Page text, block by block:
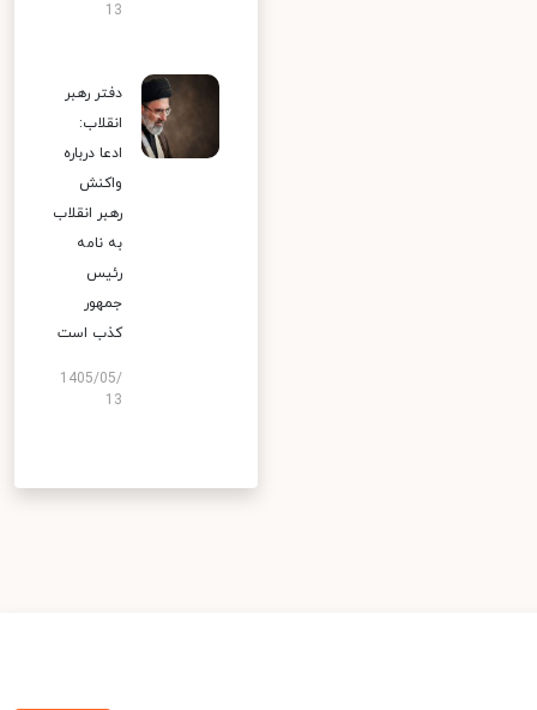
13
دفتر رهبر
انقلاب:
ادعا درباره
واکنش
رهبر انقلاب
به نامه
رئیس
جمهور
کذب است
1405/05/
13